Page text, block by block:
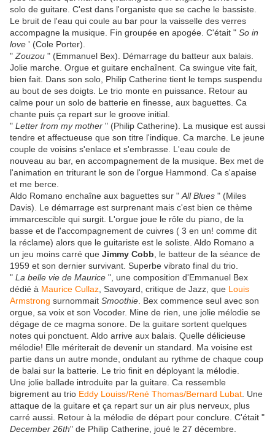
solo de guitare. C'est dans l'organiste que se cache le bassiste.
Le bruit de l'eau qui coule au bar pour la vaisselle des verres
accompagne la musique. Fin groupée en apogée. C'était " So in
love ' (Cole Porter).
" Zouzou " (Emmanuel Bex). Démarrage du batteur aux balais.
Jolie marche. Orgue et guitare enchaînent. Ca swingue vite fait,
bien fait. Dans son solo, Philip Catherine tient le temps suspendu
au bout de ses doigts. Le trio monte en puissance. Retour au
calme pour un solo de batterie en finesse, aux baguettes. Ca
chante puis ça repart sur le groove initial.
" Letter from my mother " (Philip Catherine). La musique est aussi
tendre et affectueuse que son titre l'indique. Ca marche. Le jeune
couple de voisins s'enlace et s'embrasse. L'eau coule de
nouveau au bar, en accompagnement de la musique. Bex met de
l'animation en triturant le son de l'orgue Hammond. Ca s'apaise
et me berce.
Aldo Romano enchaîne aux baguettes sur " All Blues " (Miles
Davis). Le démarrage est surprenant mais c'est bien ce thème
immarcescible qui surgit. L'orgue joue le rôle du piano, de la
basse et de l'accompagnement de cuivres ( 3 en un! comme dit
la réclame) alors que le guitariste est le soliste. Aldo Romano a
un jeu moins carré que Jimmy Cobb , le batteur de la séance de
1959 et son dernier survivant. Superbe vibrato final du trio.
" La belle vie de Maurice ", une composition d'Emmanuel Bex
dédié à Maurice Cullaz , Savoyard, critique de Jazz, que Louis
Armstrong surnommait Smoothie . Bex commence seul avec son
orgue, sa voix et son Vocoder. Mine de rien, une jolie mélodie se
dégage de ce magma sonore. De la guitare sortent quelques
notes qui ponctuent. Aldo arrive aux balais. Quelle délicieuse
mélodie! Elle mériterait de devenir un standard. Ma voisine est
partie dans un autre monde, ondulant au rythme de chaque coup
de balai sur la batterie. Le trio finit en déployant la mélodie.
Une jolie ballade introduite par la guitare. Ca ressemble
bigrement au trio Eddy Louiss/René Thomas/Bernard Lubat . Une
attaque de la guitare et ça repart sur un air plus nerveux, plus
carré aussi. Retour à la mélodie de départ pour conclure. C'était "
December 26th" de Philip Catherine, joué le 27 décembre.